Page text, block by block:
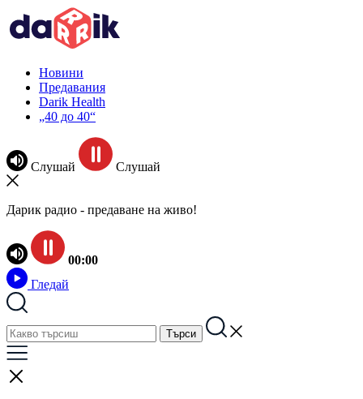
Новини
Предавания
Darik Health
„40 до 40“
Слушай Слушай
Дарик радио - предаване на живо!
00:00
Гледай